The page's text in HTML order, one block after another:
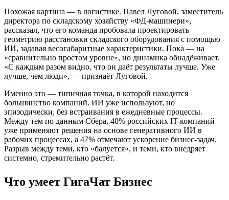
Похожая картина — в логистике. Павел Луговой, заместитель
директора по складскому хозяйству «ФД-машинери»,
рассказал, что его команда пробовала проектировать
геометрию расстановки складского оборудования с помощью
ИИ, задавая весогабаритные характеристики. Пока — на
«сравнительно простом уровне», но динамика обнадёживает.
«С каждым разом видно, что он даёт результаты лучше. Уже
лучше, чем люди», — признаёт Луговой.
Именно это — типичная точка, в которой находится
большинство компаний. ИИ уже используют, но
эпизодически, без встраивания в ежедневные процессы.
Между тем по данным Сбера, 40% российских IT-компаний
уже применяют решения на основе генеративного ИИ в
рабочих процессах, а 47% отмечают ускорение бизнес-задач.
Разрыв между теми, кто «балуется», и теми, кто внедряет
системно, стремительно растёт.
Что умеет ГигаЧат Бизнес